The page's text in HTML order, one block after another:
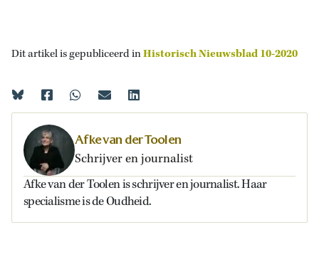
Dit artikel is gepubliceerd inHistorisch Nieuwsblad 10-2020
Afke van der Toolen
Schrijver en journalist
Afke van der Toolen is schrijver en journalist. Haar
specialisme is de Oudheid.